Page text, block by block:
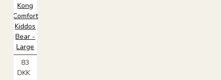
Kong
Comfort
Kiddos
Bear -
Large
83
DKK